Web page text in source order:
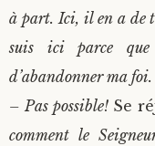
à part. Ici, il en a de
suis ici parce
d’abandonner ma foi.
– Pas possible! Se
comment le